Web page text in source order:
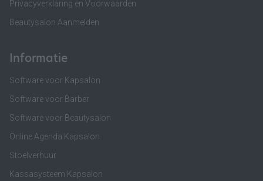
Privacyverklaring en Voorwaarden
Beautysalon Aanmelden
Informatie
Software voor Kapsalon
Software voor Barber
Software voor Beautysalon
Online Agenda Kapsalon
Stoelverhuur
Kassasysteem Kapsalon